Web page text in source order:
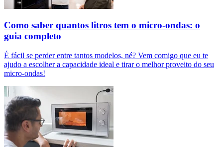
Como saber quantos litros tem o micro-ondas: o
guia completo
É fácil se perder entre tantos modelos, né? Vem comigo que eu te
ajudo a escolher a capacidade ideal e tirar o melhor proveito do seu
micro-ondas!